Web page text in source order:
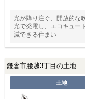
光が降り注ぐ、開放的な
光で発電し、エコキュー
減できる住まい
鎌倉市腰越3丁目の土地
土地